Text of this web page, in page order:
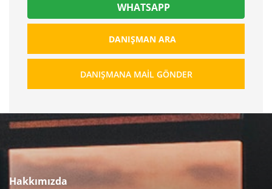
WHATSAPP
DANIŞMAN ARA
DANIŞMANA MAIL GÖNDER
Hakkımızda